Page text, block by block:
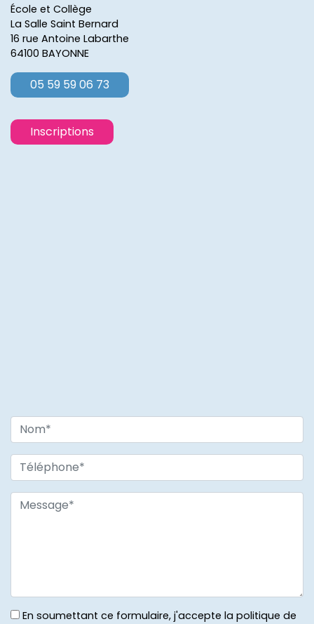
École et Collège
La Salle Saint Bernard
16 rue Antoine Labarthe
64100 BAYONNE
05 59 59 06 73
Inscriptions
En soumettant ce formulaire, j'accepte la politique de